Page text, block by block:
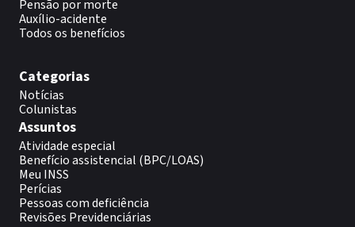
Pensão por morte
Auxílio-acidente
Todos os benefícios
Categorias
Notícias
Colunistas
Assuntos
Atividade especial
Benefício assistencial (BPC/LOAS)
Meu INSS
Perícias
Pessoas com deficiência
Revisões Previdenciárias